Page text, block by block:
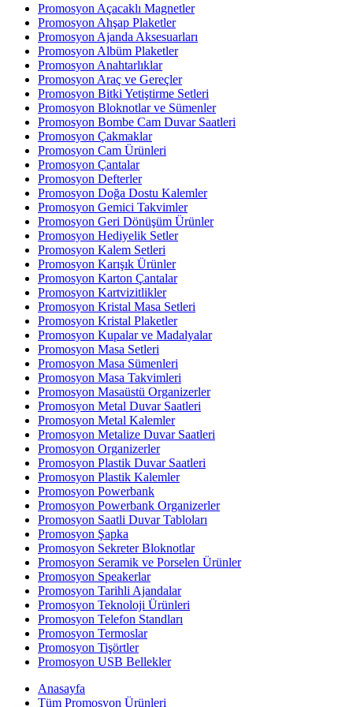
Promosyon Açacaklı Magnetler
Promosyon Ahşap Plaketler
Promosyon Ajanda Aksesuarları
Promosyon Albüm Plaketler
Promosyon Anahtarlıklar
Promosyon Araç ve Gereçler
Promosyon Bitki Yetiştirme Setleri
Promosyon Bloknotlar ve Sümenler
Promosyon Bombe Cam Duvar Saatleri
Promosyon Çakmaklar
Promosyon Cam Ürünleri
Promosyon Çantalar
Promosyon Defterler
Promosyon Doğa Dostu Kalemler
Promosyon Gemici Takvimler
Promosyon Geri Dönüşüm Ürünler
Promosyon Hediyelik Setler
Promosyon Kalem Setleri
Promosyon Karışık Ürünler
Promosyon Karton Çantalar
Promosyon Kartvizitlikler
Promosyon Kristal Masa Setleri
Promosyon Kristal Plaketler
Promosyon Kupalar ve Madalyalar
Promosyon Masa Setleri
Promosyon Masa Sümenleri
Promosyon Masa Takvimleri
Promosyon Masaüstü Organizerler
Promosyon Metal Duvar Saatleri
Promosyon Metal Kalemler
Promosyon Metalize Duvar Saatleri
Promosyon Organizerler
Promosyon Plastik Duvar Saatleri
Promosyon Plastik Kalemler
Promosyon Powerbank
Promosyon Powerbank Organizerler
Promosyon Saatli Duvar Tabloları
Promosyon Şapka
Promosyon Sekreter Bloknotlar
Promosyon Seramik ve Porselen Ürünler
Promosyon Speakerlar
Promosyon Tarihli Ajandalar
Promosyon Teknoloji Ürünleri
Promosyon Telefon Standları
Promosyon Termoslar
Promosyon Tişörtler
Promosyon USB Bellekler
Anasayfa
Tüm Promosyon Ürünleri